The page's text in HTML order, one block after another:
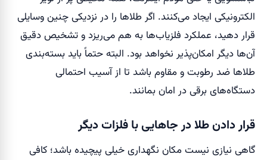
الکترونیکی ایجاد می‌کنند. اگر طلاها را در نزدیکی چنین وسایلی
قرار دهید، عملکرد فلزیاب‌ها به هم می‌ریزد و تشخیص دقیق
آن‌ها دیگر امکان‌پذیر نخواهد بود. البته حتماً باید بسته‌بندی
طلاها ضد رطوبت و مقاوم باشد تا از آسیب احتمالی
دستگاه‌های برقی در امان بمانند.
قرار دادن طلا در جاهایی با فلزات دیگر
گاهی نیازی نیست مکان نگهداری خیلی پیچیده باشد؛ کافی